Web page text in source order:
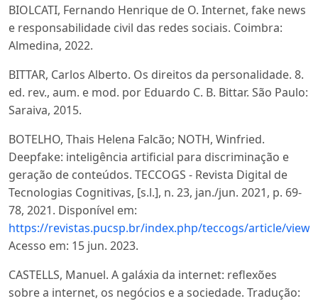
BIOLCATI, Fernando Henrique de O. Internet, fake news
e responsabilidade civil das redes sociais. Coimbra:
Almedina, 2022.
BITTAR, Carlos Alberto. Os direitos da personalidade. 8.
ed. rev., aum. e mod. por Eduardo C. B. Bittar. São Paulo:
Saraiva, 2015.
BOTELHO, Thais Helena Falcão; NOTH, Winfried.
Deepfake: inteligência artificial para discriminação e
geração de conteúdos. TECCOGS - Revista Digital de
Tecnologias Cognitivas, [s.l.], n. 23, jan./jun. 2021, p. 69-
78, 2021. Disponível em:
https://revistas.pucsp.br/index.php/teccogs/article/view/
Acesso em: 15 jun. 2023.
CASTELLS, Manuel. A galáxia da internet: reflexões
sobre a internet, os negócios e a sociedade. Tradução: